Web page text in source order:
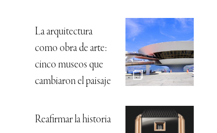
La arquitectura
como obra de arte:
cinco museos que
cambiaron el paisaje
Reafirmar la historia